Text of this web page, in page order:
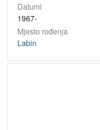
Datumi
1967-
Mjesto rođenja
Labin